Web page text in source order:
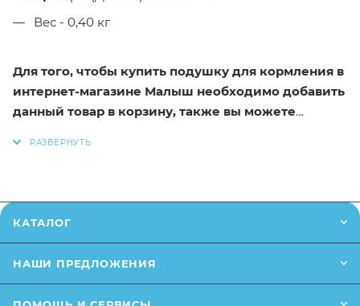
Вес - 0,40 кг
Для того, чтобы купить подушку для кормления в
интернет-магазине Малыш необходимо добавить
данный товар в корзину, также вы можете
сайте (например,оттенки цветов,незначительные
влияющие на основные потребительские свойства
КАТАЛОГ
НАШИ ПРЕДЛОЖЕНИЯ